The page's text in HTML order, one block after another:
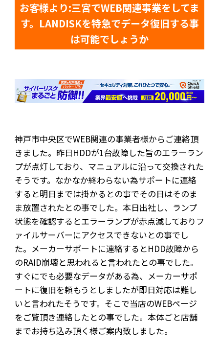
お客様より:三宮でWEB関連事業をしてま
す。LANDISKを特急でデータ復旧する事
は可能でしょうか
神戸市中央区でWEB関連の事業者様からご連絡頂
きました。昨日HDDが1台故障した旨のエラーラン
プが点灯しており、マニュアルに沿って交換された
そうです。なかなか終わらない為サポートに連絡
すると明日までは掛かるとの事でその日はそのま
ま放置されたとの事でした。本日出社し、ランプ
状態を確認するとエラーランプが赤点滅しておりフ
ァイルサーバーにアクセスできないとの事でし
た。メーカーサポートに連絡するとHDD故障から
のRAID崩壊と思われると言われたとの事でした。
すぐにでも必要なデータがある為、メーカーサポ
ートに復旧を頼もうとしましたが即日対応は難し
いと言われたそうです。そこで当店のWEBページ
をご覧頂き連絡したとの事でした。本体ごと店舗
までお持ち込み頂く様ご案内致しました。